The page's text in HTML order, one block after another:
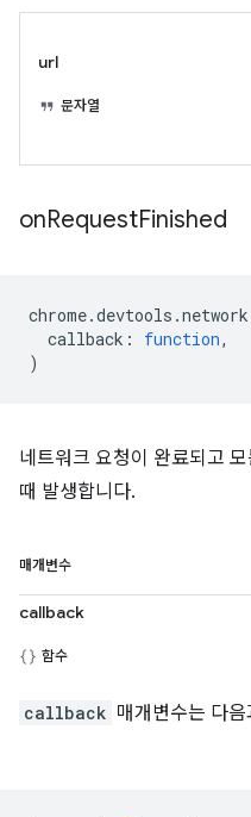
url
문자열
onRequestFinished
chrome.devtools .network
callback : function,
)
네트워크 요청이 완료되고
때 발생합니다.
매개변수
callback
함수
callback 매개변수는 다